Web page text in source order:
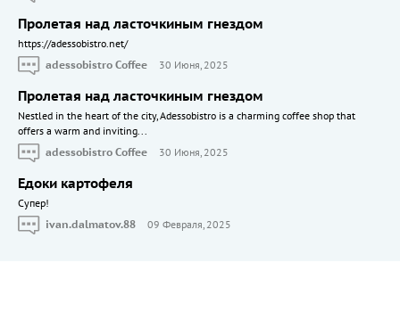
Пролетая над ласточкиным гнездом
https://adessobistro.net/
adessobistro Coffee
30 Июня, 2025
Пролетая над ласточкиным гнездом
Nestled in the heart of the city, Adessobistro is a charming coffee shop that
offers a warm and inviting...
adessobistro Coffee
30 Июня, 2025
Едоки картофеля
Cупер!
ivan.dalmatov.88
09 Февраля, 2025